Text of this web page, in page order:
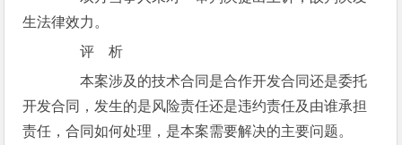
生法律效力。
评 析
本案涉及的技术合同是合作开发合同还是委托
开发合同，发生的是风险责任还是违约责任及由谁承担
责任，合同如何处理，是本案需要解决的主要问题。